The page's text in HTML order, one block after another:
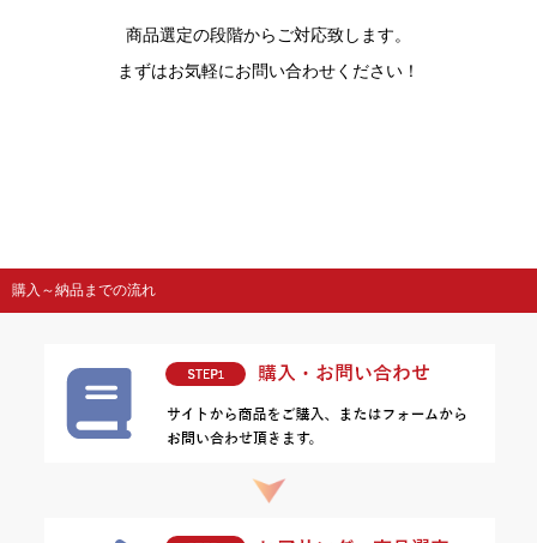
商品選定の段階からご対応致します。
まずはお気軽にお問い合わせください！
購入～納品までの流れ